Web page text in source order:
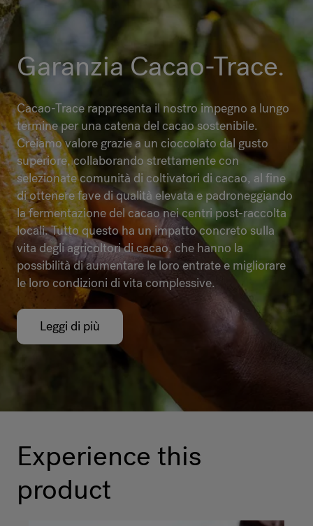
Garanzia Cacao-Trace.
Cacao-Trace rappresenta il nostro impegno a lungo
termine per una catena del cacao sostenibile.
Creiamo valore grazie a un cioccolato dal gusto
superiore, collaborando strettamente con
selezionate comunità di coltivatori di cacao, al fine
di ottenere fave di qualità elevata e padroneggiando
la fermentazione del cacao nei centri post-raccolta
locali. Tutto questo ha un impatto concreto sulla
vita degli agricoltori di cacao, che hanno la
possibilità di aumentare le loro entrate e migliorare
le loro condizioni di vita complessive.
Leggi di più
Experience this
product